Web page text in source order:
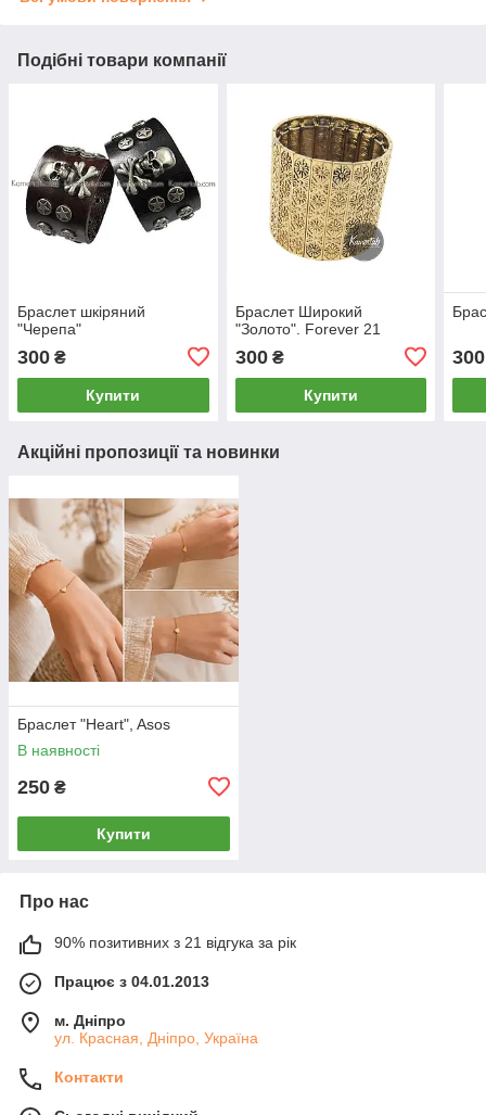
Подібні товари компанії
Браслет шкіряний
"Черепа"
300 ₴
Купити
Браслет Широкий
"Золото". Forever 21
300₴
Купити
300
Акційні пропозиції та новинки
Браслет "Heart", Asos
В наявності
250 ₴
Купити
Про нас
90% позитивних з 21 відгука за рік
Працює з 04.01.2013
м. Дніпро
ул. Красная, Дніпро, Україна
Контакти